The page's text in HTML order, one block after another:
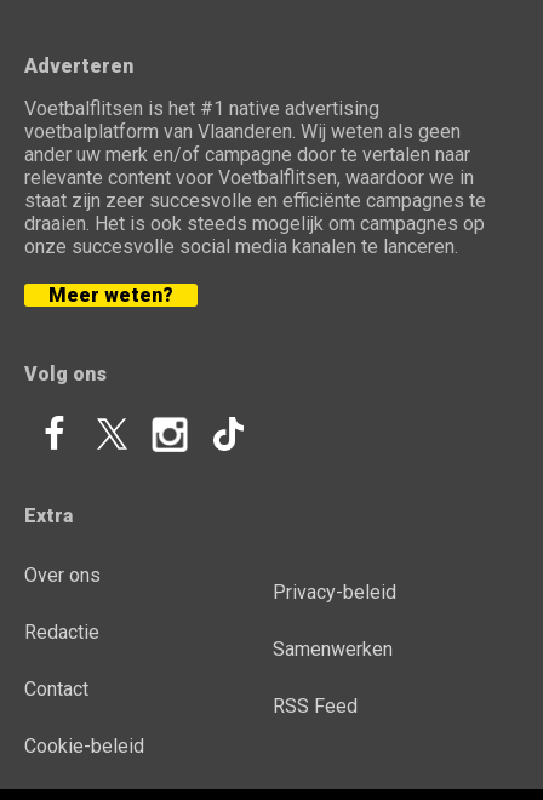
Adverteren
Voetbalflitsen is het #1 native advertising
voetbalplatform van Vlaanderen. Wij weten als geen
ander uw merk en/of campagne door te vertalen naar
relevante content voor Voetbalflitsen, waardoor we in
staat zijn zeer succesvolle en efficiënte campagnes te
draaien. Het is ook steeds mogelijk om campagnes op
onze succesvolle social media kanalen te lanceren.
Meer weten?
Volg ons
Extra
Over ons
Redactie
Contact
Cookie-beleid
Privacy-beleid
Samenwerken
RSS Feed